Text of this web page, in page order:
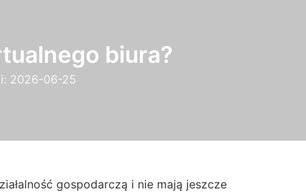
biura?
2026-06-25
gospodarczą i nie mają jeszcze